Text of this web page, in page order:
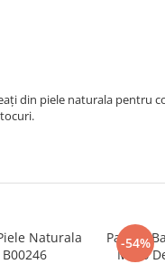
din piele naturala pentru
Naturala
-54%
Pantofi
Maro